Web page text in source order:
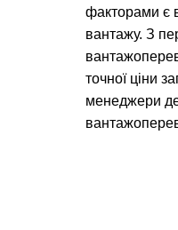
факторами є
вантажу. З
точної ціни
менеджери